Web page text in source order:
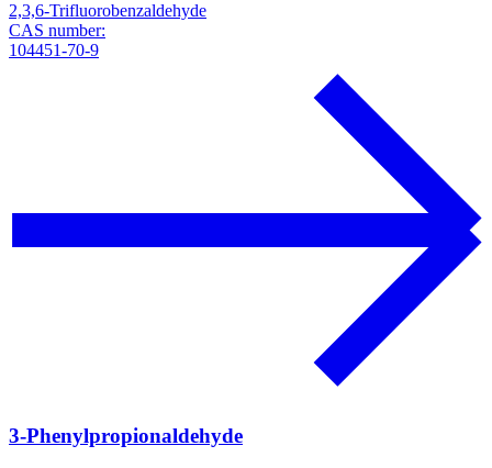
2,3,6-Trifluorobenzaldehyde
CAS number:
104451-70-9
3-Phenylpropionaldehyde